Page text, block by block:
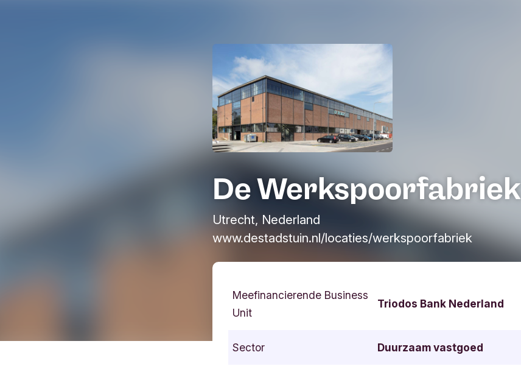
De Werkspoorfabriek
Utrecht, Nederland
www.destadstuin.nl/locaties/werkspoorfabriek
Meefinancierende Business
Unit
Triodos Bank Nederland
Sector Duurzaam vastgoed